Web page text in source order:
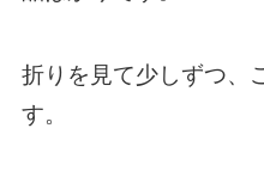
折りを見て少しずつ、
す。